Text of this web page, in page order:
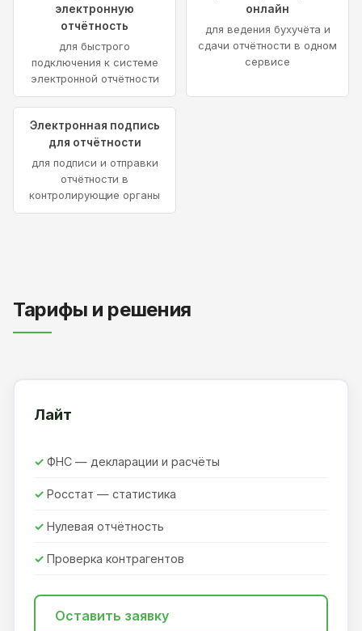
электронную
отчётность
для быстрого
подключения к системе
электронной отчётности
онлайн
для ведения бухучёта и
сдачи отчётности в одном
сервисе
Электронная подпись
для отчётности
для подписи и отправки
отчётности в
контролирующие органы
Тарифы и решения
Лайт
ФНС — декларации и расчёты
Росстат — статистика
Нулевая отчётность
Проверка контрагентов
Оставить заявку